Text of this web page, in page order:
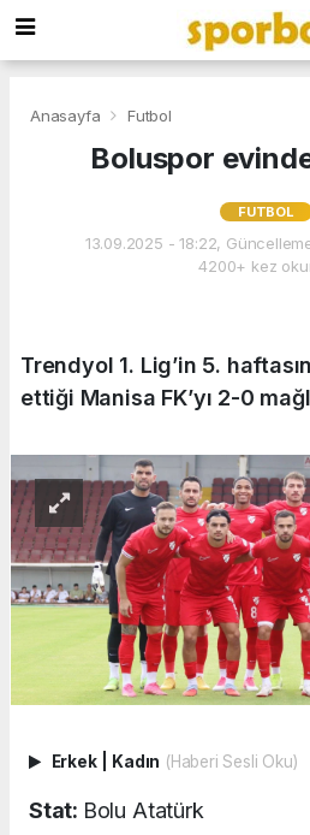
Anasayfa Futbol
Boluspor
FUTBOL
13.09.2025 - 18:22,
4200+ kez
Trendyol 1. Lig’in 5.
ettiği Manisa FK’yı 2-0
Erkek Kadın (Haberi Sesli Oku)
Stat: Bolu Atatürk